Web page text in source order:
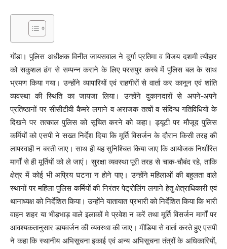
गोंडा। पुलिस अधीक्षक विनीत जायसवाल ने दुर्गा प्रतिमा व विजय दशमी त्यौहार
को सकुशल ढंग से सम्पन्न कराने के लिए परसपुर कस्बे में पुलिस बल के साथ
भ्रमण किया गया। उन्होंने व्यापारियों एवं राहगीरों से वार्ता कर कानून एवं शांति
व्यवस्था की स्थिति का जायजा लिया। उन्होंने दुकानदारों से अपने-अपने
प्रतिष्ठानों पर सीसीटीवी कैमरे लगाने व अराजक तत्वों व संदिग्ध गतिविधियों के
दिखने पर तत्काल पुलिस को सूचित करने को कहा। ड्यूटी पर मौजूद पुलिस
कर्मियों को एसपी ने सख्त निर्देश दिया कि मूर्ति विसर्जन के दौरान किसी तरह की
लापरवाही न बरती जाए। साथ ही यह सुनिश्चित किया जाए कि आयोजक निर्धारित
मार्गों से ही मूर्तियों को ले जाएं। सुरक्षा व्यवस्था पूरी तरह से चाक-चौबंद रहे, ताकि
क्षेत्र में कोई भी अप्रिय घटना न होने पाए। उन्होंने महिलाओं की बहुलता वाले
स्थानों पर महिला पुलिस कर्मियों की निरंतर पेट्रोलिंग लगाने हेतु क्षेत्राधिकारी एवं
थानाध्यक्ष को निर्देशित किया। उन्होंने यातायात प्रभारी को निर्देशित किया कि भारी
वाहन शहर या भीड़भाड़ वाले इलाकों मे प्रवेश न करें तथा मूर्ति विसर्जन मार्गों पर
आवश्यकतानुसार डायवर्जन की व्यवस्था की जाए। मीडिया से वार्ता करते हुए एसपी
ने कहा कि स्थानीय अभिसूचना इकाई एवं अन्य अभिसूचना तंत्रों के अधिकारियों,